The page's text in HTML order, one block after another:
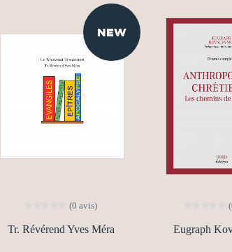
NEW
(0 avis)
Tr. Révérend Yves Méra Eugraph